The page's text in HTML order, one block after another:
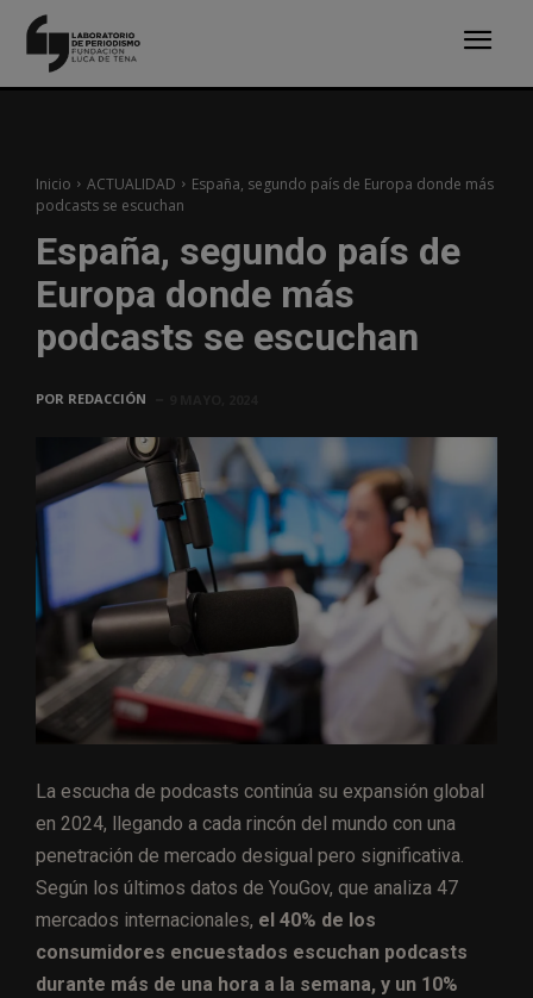
Inicio ACTUALIDAD
España, segundo país de Europa donde más
podcasts se escuchan
España, segundo país de
Europa donde más
podcasts se escuchan
POR REDACCIÓN
La escucha de podcasts continúa su expansión global
en 2024, llegando a cada rincón del mundo con una
penetración de mercado desigual pero significativa.
Según los últimos datos de YouGov, que analiza 47
mercados internacionales, el 40% de los
consumidores encuestados escuchan podcasts
durante más de una hora a la semana, y un 10%